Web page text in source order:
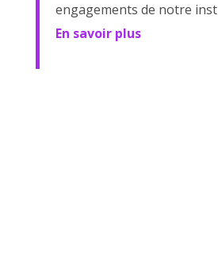
engagements de notre
En savoir plus